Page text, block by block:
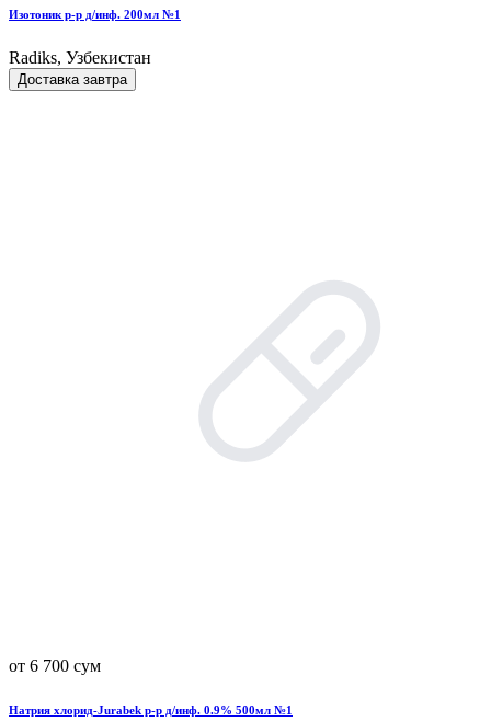
Изотоник р-р д/инф. 200мл №1
Radiks, Узбекистан
Доставка завтра
от 6 700 сум
Натрия хлорид-Jurabek р-р д/инф. 0.9% 500мл №1